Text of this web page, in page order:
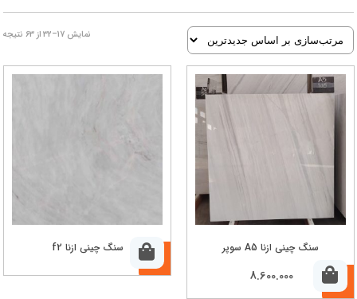
نمایش 17–32 از 63 نتیجه
سنگ چینی ازنا A5 سوپر
8.600.000
سنگ چینی ازنا f2